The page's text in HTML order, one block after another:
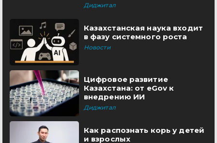
Диджитал
Казахстанская наука входит
в фазу системного роста
Новости
Цифровое развитие
Казахстана: от eGov к
внедрению ИИ
Диджитал
Как распознать корь у детей
и взрослых